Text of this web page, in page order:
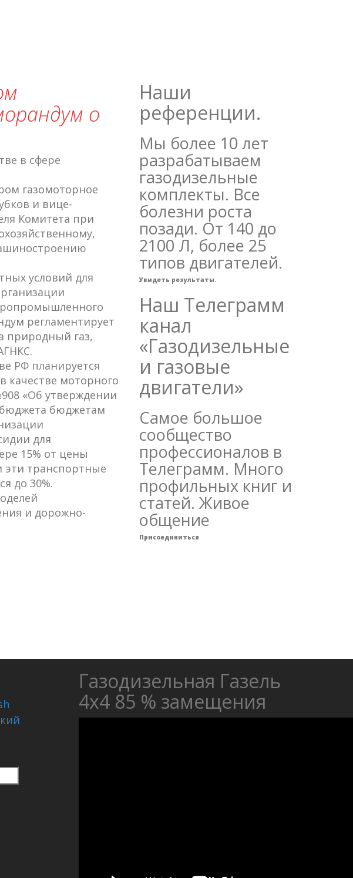
о
в сфере
газомоторное
и вице-
Комитета при
условий для
регламентирует
природный газ,
РФ планируется
качестве моторного
«Об утверждении
бюджета бюджетам
для
15% от цены
эти транспортные
до 30%.
и дорожно-
Наши
референции.
Мы более 10 лет
разрабатываем
газодизельные
комплекты. Все
болезни роста
позади. От 140 до
2100 Л, более 25
типов двигателей.
Увидеть результаты.
Наш Телеграмм
канал
«Газодизельные
и газовые
двигатели»
Самое большое
сообщество
профессионалов в
Телеграмм. Много
профильных книг и
статей. Живое
общение
Присоединиться
Газодизельная Газель
4х4 85 % замещения